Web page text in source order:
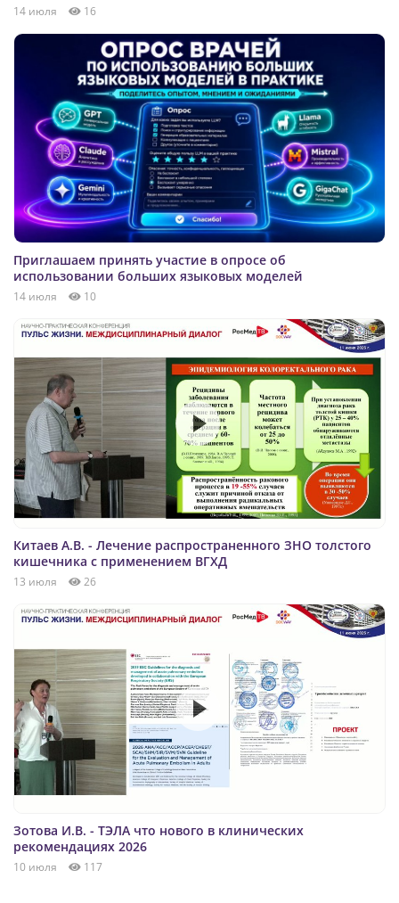
14 июля 16
Приглашаем принять участие в опросе об
использовании больших языковых моделей
14 июля 10
Китаев А.В. - Лечение распространенного ЗНО толстого
кишечника с применением ВГХД
13 июля 26
Зотова И.В. - ТЭЛА что нового в клинических
рекомендациях 2026
10 июля 117